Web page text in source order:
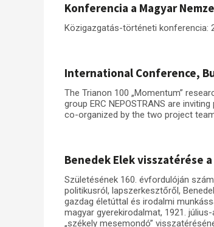
Konferencia a Magyar
Közigazgatás-történeti konferencia:
International Conference,
The Trianon 100 „Momentum”
group ERC NEPOSTRANS are
co-organized by the two project
Benedek Elek visszatérése
Születésének 160. évfordulóján
politikusról, lapszerkesztőről,
gazdag életúttal és irodalmi
magyar gyerekirodalmat, 1921.
„székely mesemondó”